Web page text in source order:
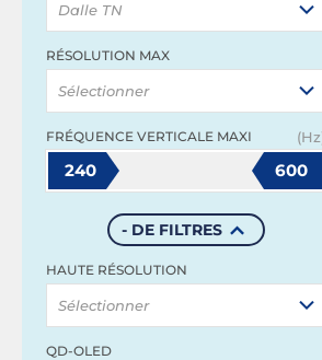
Dalle TN
RÉSOLUTION MAX
Sélectionner
FRÉQUENCE VERTICALE MAXI
240 600
- DE FILTRES
HAUTE RÉSOLUTION
Sélectionner
QD-OLED